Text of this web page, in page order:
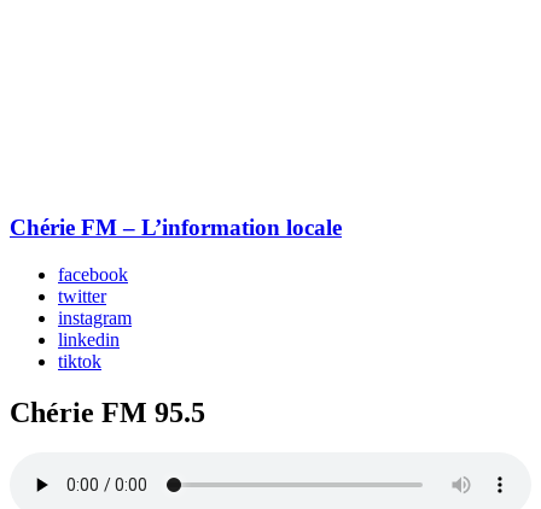
Chérie FM – L’information locale
facebook
twitter
instagram
linkedin
tiktok
Chérie FM 95.5